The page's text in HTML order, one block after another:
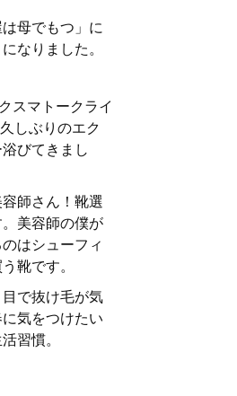
は母でもつ」に
なりました。
スマトークライ
しぶりのエク
びてきまし
師さん！靴選
美容師の僕が
はシューフィ
靴です。
で抜け毛が気
気をつけたい
習慣。